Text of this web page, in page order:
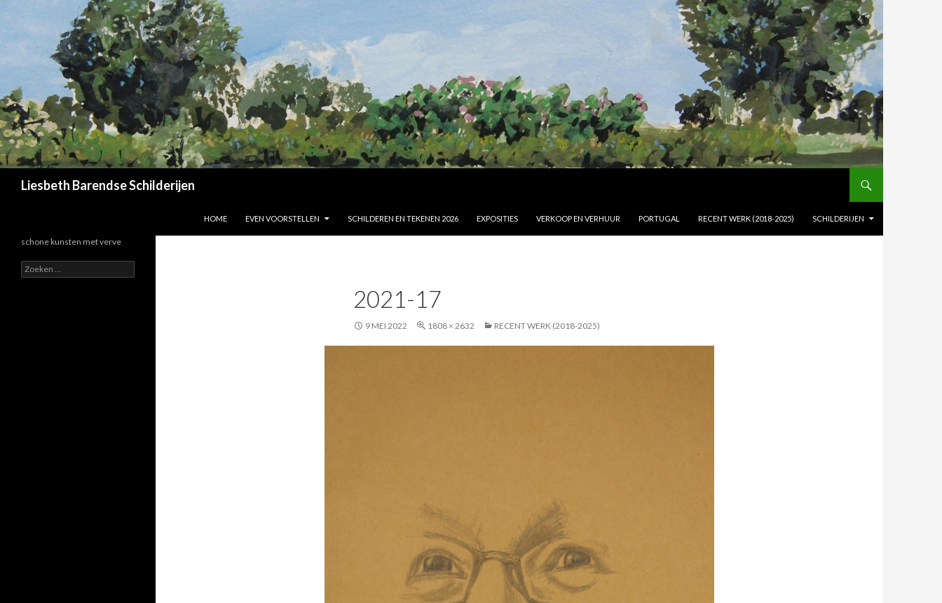
Liesbeth Barendse Schilderijen
HOME
EVEN VOORSTELLEN SCHILDEREN EN TEKENEN 2026 EXPOSITIES VERKOOP EN VERHUUR PORTUGAL RECENT WERK (2018-2025) SCHILDERIJEN
2021-17
9 MEI 2022 1808 × 2632 RECENT WERK (2018-2025)
schone kunsten met verve
Zoeken
naar: